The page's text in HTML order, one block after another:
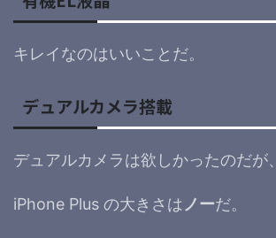
キレイなのはいいことだ。
デュアルカメラ搭載
デュアルカメラは欲しかったのだが、
iPhone Plus の大きさは ノーだ。